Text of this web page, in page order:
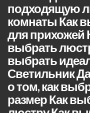
подходящую
комнаты Как
для прихожей
выбрать
выбрать
Светильник
о том, как
размер Как